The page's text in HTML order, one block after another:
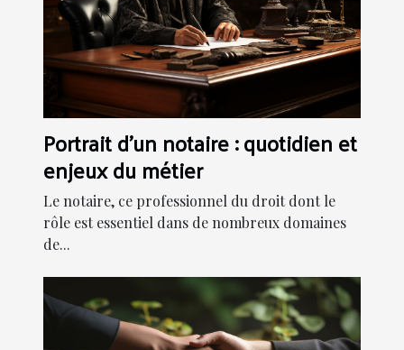
Portrait d'un notaire : quotidien et
enjeux du métier
Le notaire, ce professionnel du droit dont le
rôle est essentiel dans de nombreux domaines
de...